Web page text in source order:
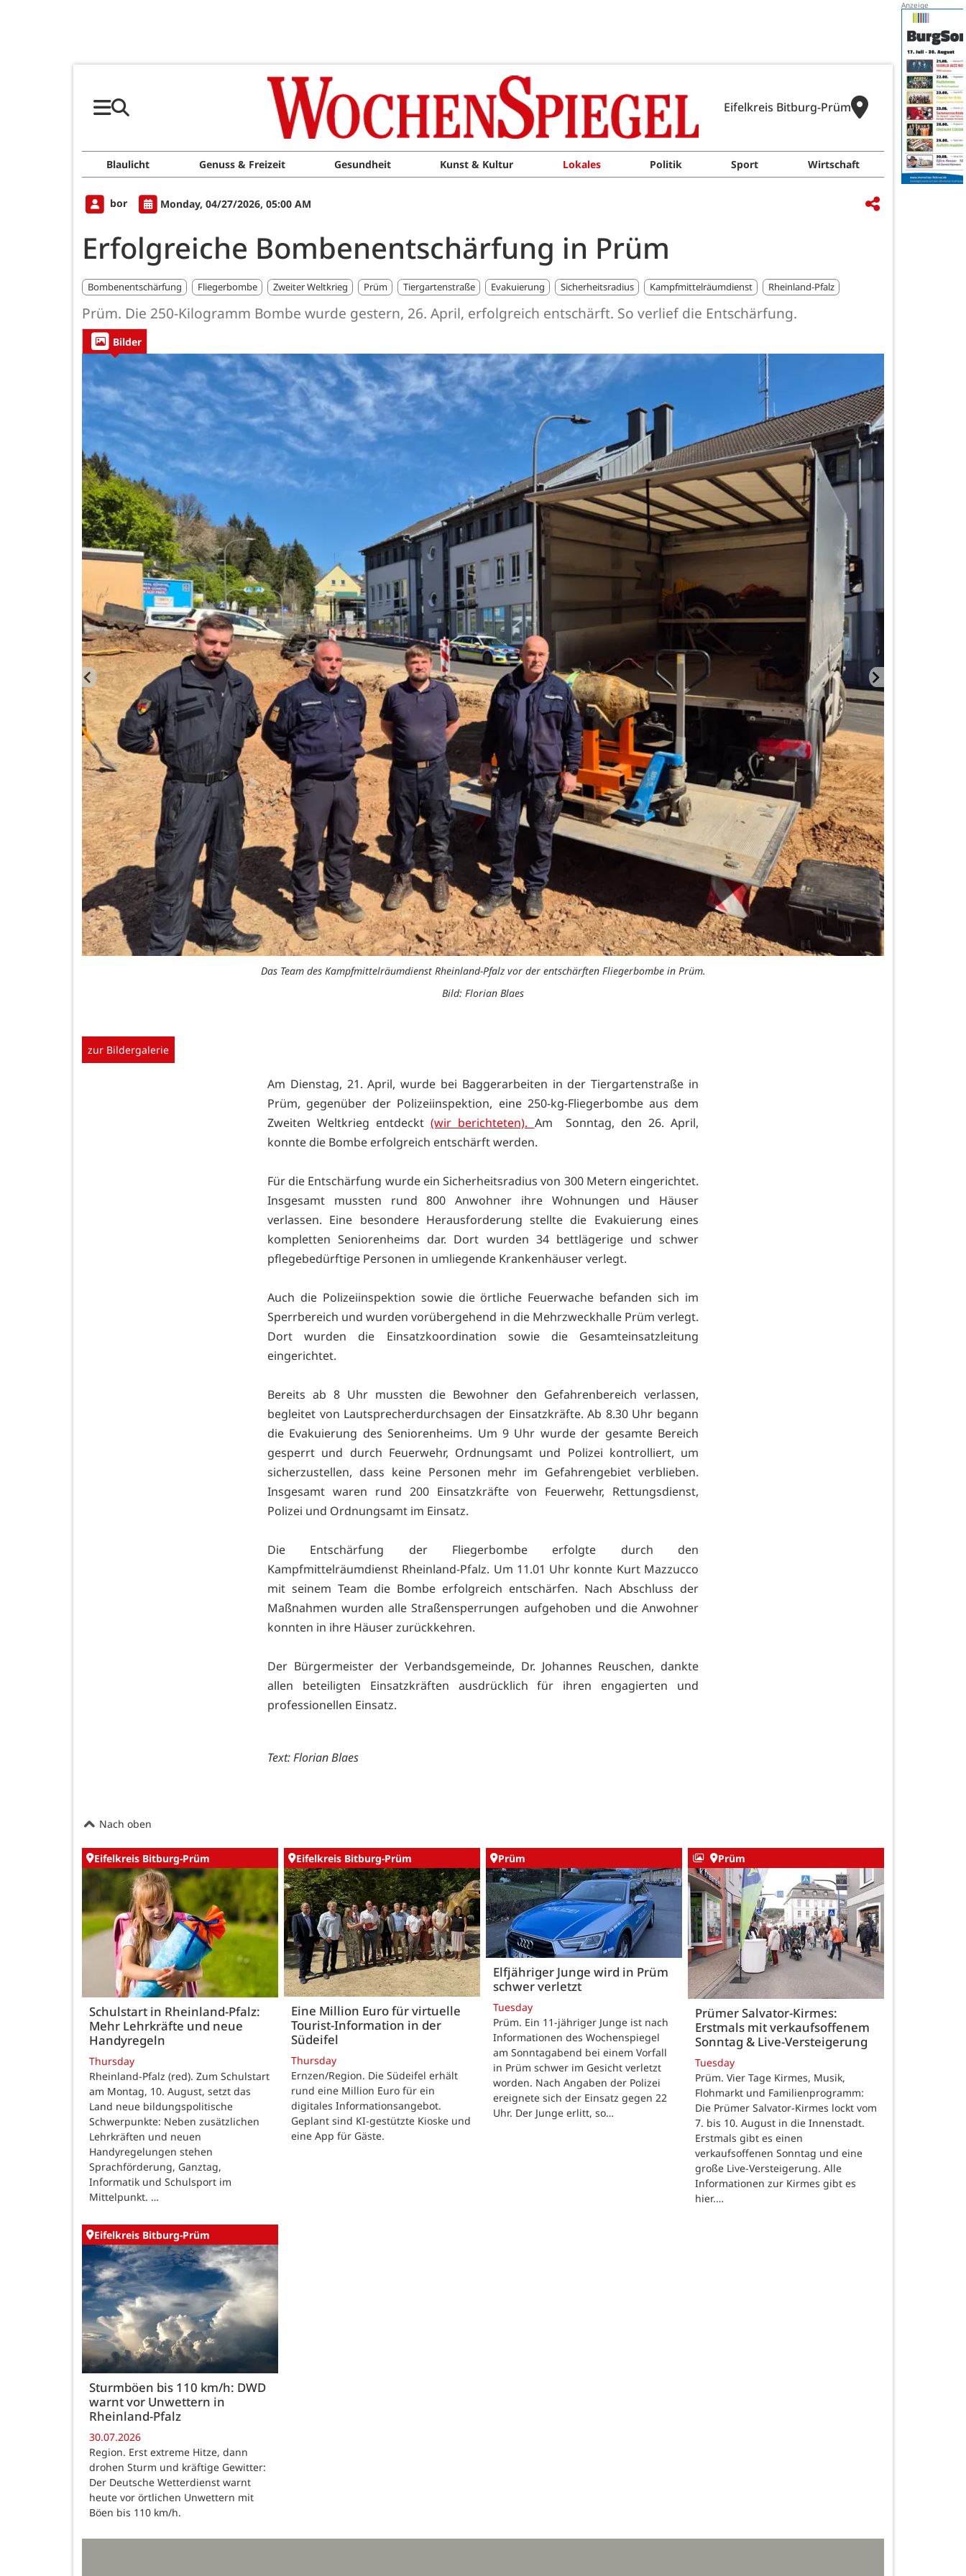
Eifelkreis Bitburg-Prüm
Blaulicht Genuss & Freizeit Gesundheit Kunst & Kultur Lokales Politik Sport Wirtschaft
bor Monday, 04/27/2026, 05:00 AM
Erfolgreiche Bombenentschärfung in Prüm
Bombenentschärfung Fliegerbombe Zweiter Weltkrieg Prüm Tiergartenstraße Evakuierung Sicherheitsradius Kampfmittelräumdienst Rheinland-Pfalz
Prüm. Die 250-Kilogramm Bombe wurde gestern, 26. April, erfolgreich entschärft. So verlief die Entschärfung.
Bilder
Das Team des Kampfmittelräumdienst Rheinland-Pfalz vor der entschärften Fliegerbombe in Prüm.
Bild: Florian Blaes
zur Bildergalerie
Am Dienstag, 21. April, wurde bei Baggerarbeiten in der Tiergartenstraße in
Prüm, gegenüber der Polizeiinspektion, eine 250-kg-Fliegerbombe aus dem
Zweiten Weltkrieg entdeckt(wir berichteten). Am Sonntag, den 26. April,
konnte die Bombe erfolgreich entschärft werden.
Für die Entschärfung wurde ein Sicherheitsradius von 300 Metern eingerichtet.
Insgesamt mussten rund 800 Anwohner ihre Wohnungen und Häuser
verlassen. Eine besondere Herausforderung stellte die Evakuierung eines
kompletten Seniorenheims dar. Dort wurden 34 bettlägerige und schwer
pflegebedürftige Personen in umliegende Krankenhäuser verlegt.
Auch die Polizeiinspektion sowie die örtliche Feuerwache befanden sich im
Sperrbereich und wurden vorübergehend in die Mehrzweckhalle Prüm verlegt.
Dort wurden die Einsatzkoordination sowie die Gesamteinsatzleitung
eingerichtet.
Bereits ab 8 Uhr mussten die Bewohner den Gefahrenbereich verlassen,
begleitet von Lautsprecherdurchsagen der Einsatzkräfte. Ab 8.30 Uhr begann
die Evakuierung des Seniorenheims. Um 9 Uhr wurde der gesamte Bereich
gesperrt und durch Feuerwehr, Ordnungsamt und Polizei kontrolliert, um
sicherzustellen, dass keine Personen mehr im Gefahrengebiet verblieben.
Insgesamt waren rund 200 Einsatzkräfte von Feuerwehr, Rettungsdienst,
Polizei und Ordnungsamt im Einsatz.
Die Entschärfung der Fliegerbombe erfolgte durch den
Kampfmittelräumdienst Rheinland-Pfalz. Um 11.01 Uhr konnte Kurt Mazzucco
mit seinem Team die Bombe erfolgreich entschärfen. Nach Abschluss der
Maßnahmen wurden alle Straßensperrungen aufgehoben und die Anwohner
konnten in ihre Häuser zurückkehren.
Der Bürgermeister der Verbandsgemeinde, Dr. Johannes Reuschen, dankte
allen beteiligten Einsatzkräften ausdrücklich für ihren engagierten und
professionellen Einsatz.
Text: Florian Blaes
Nach oben
Eifelkreis Bitburg-Prüm
Schulstart in Rheinland-Pfalz:
Mehr Lehrkräfte und neue
Handyregeln
Thursday
Rheinland-Pfalz (red). Zum Schulstart
am Montag, 10. August, setzt das
Land neue bildungspolitische
Schwerpunkte: Neben zusätzlichen
Lehrkräften und neuen
Handyregelungen stehen
Sprachförderung, Ganztag,
Informatik und Schulsport im
Mittelpunkt. …
Eifelkreis Bitburg-Prüm
Eine Million Euro für virtuelle
Tourist-Information in der
Südeifel
Thursday
Ernzen/Region. Die Südeifel erhält
rund eine Million Euro für ein
digitales Informationsangebot.
Geplant sind KI-gestützte Kioske und
eine App für Gäste.
Prüm
Elfjähriger Junge wird in Prüm
schwer verletzt
Tuesday
Prüm. Ein 11-jähriger Junge ist nach
Informationen des Wochenspiegel
am Sonntagabend bei einem Vorfall
in Prüm schwer im Gesicht verletzt
worden. Nach Angaben der Polizei
ereignete sich der Einsatz gegen 22
Uhr. Der Junge erlitt, so…
Prüm
Prümer Salvator-Kirmes:
Erstmals mit verkaufsoffenem
Sonntag & Live-Versteigerung
Tuesday
Prüm. Vier Tage Kirmes, Musik,
Flohmarkt und Familienprogramm:
Die Prümer Salvator-Kirmes lockt vom
7. bis 10. August in die Innenstadt.
Erstmals gibt es einen
verkaufsoffenen Sonntag und eine
große Live-Versteigerung. Alle
Informationen zur Kirmes gibt es
hier.…
Eifelkreis Bitburg-Prüm
Sturmböen bis 110 km/h: DWD
warnt vor Unwettern in
Rheinland-Pfalz
30.07.2026
Region. Erst extreme Hitze, dann
drohen Sturm und kräftige Gewitter:
Der Deutsche Wetterdienst warnt
heute vor örtlichen Unwettern mit
Böen bis 110 km/h.